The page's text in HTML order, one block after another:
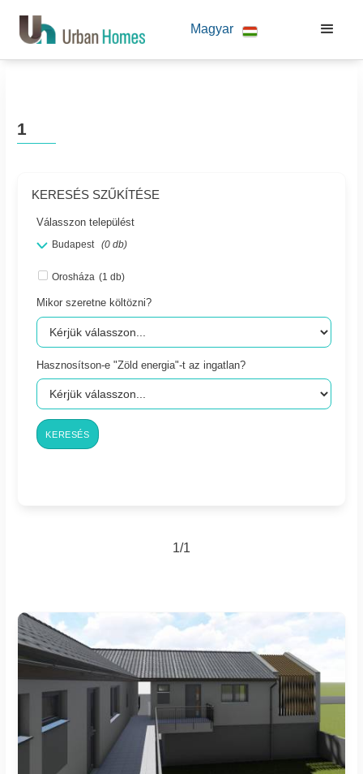
Magyar
1
1/1
KERESÉS SZŰKÍTÉSE
Válasszon települést
Budapest (0 db)
Orosháza (1 db)
Mikor szeretne költözni?
Hasznosítson-e "Zöld energia"-t az ingatlan?
KERESÉS